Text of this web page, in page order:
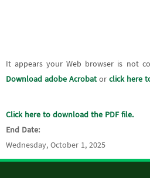
It appears your Web browser is not
Download adobe Acrobatorclick here
Click here to download the PDF file.
End Date:
Wednesday, October 1, 2025